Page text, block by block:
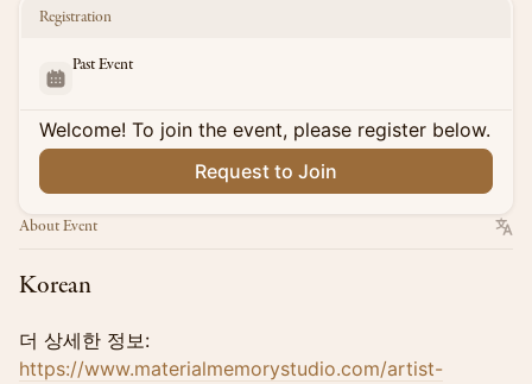
Registration
Past Event
Welcome! To join the event, please register below.
Request to Join
About Event
Korean
더 상세한 정보:
https://www.materialmemorystudio.com/artist-